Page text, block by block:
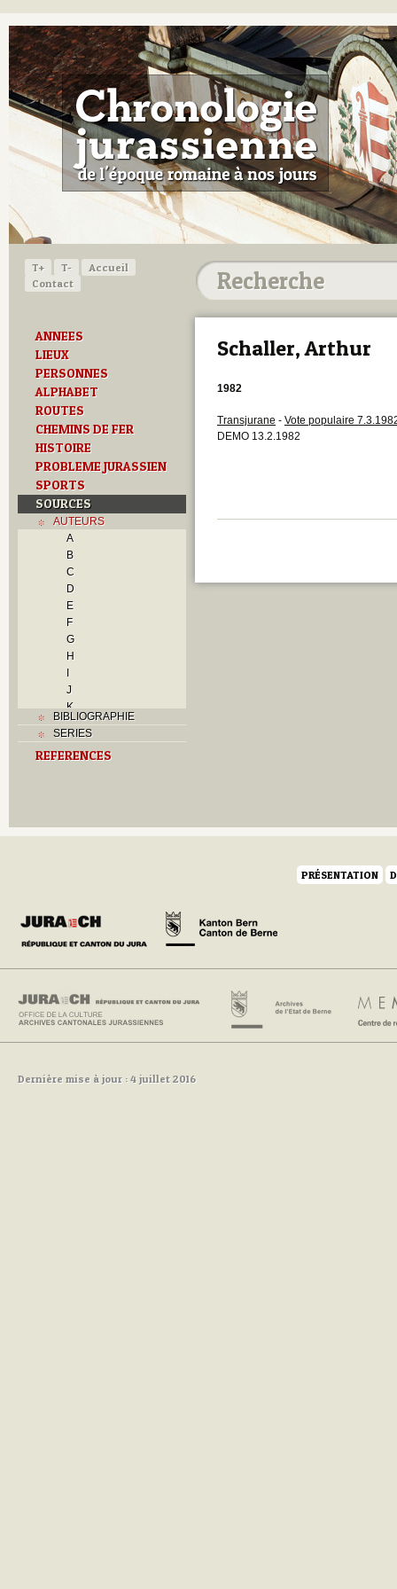
T+ T-
Accueil
Contact
ANNEES
LIEUX
PERSONNES
ALPHABET
ROUTES
CHEMINS DE FER
HISTOIRE
PROBLEME JURASSIEN
SPORTS
SOURCES
AUTEURS
A
B
C
D
E
F
G
H
I
J
K
L
M
N
Y
Z
BIBLIOGRAPHIE
SERIES
REFERENCES
Schaller, Arthur
1982
Transjurane - Vote populaire
DEMO 13.2.1982
PRÉSENTATION
Dernière mise à jour : 4 juillet 2016